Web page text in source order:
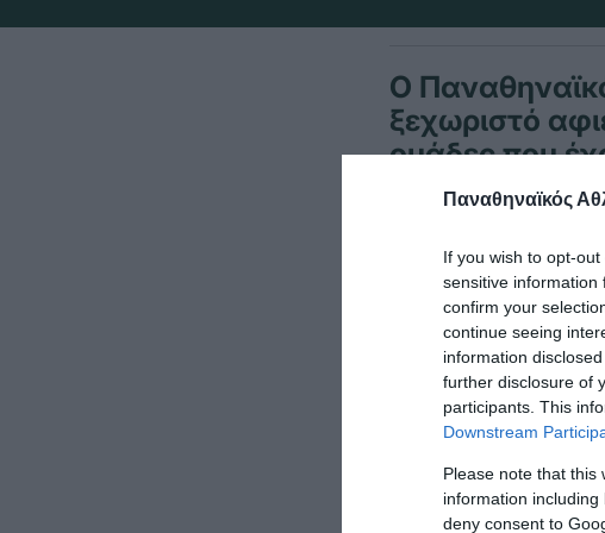
Παναθηναϊκός
If you wish to opt-
sensitive information
confirm your
continue seeing
information
further disclosure of
participants. This
Downstream
Please note that this
information
deny consent to
Ο
ξεχωριστό
ομάδες που
και φόρεσε τα
αμπελόφυλλο.
Υπάρχουν
πράσινη φανέλα
Αναλυτικότερα, ο
Κουρμπανάς